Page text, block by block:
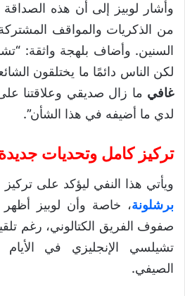
وأشار لوبيز إلى أن هذه الصداقة
من الذكريات والمواقف
السنين. وأضاف بلهجة واثقة:
لكن الناس دائمًا ما يختلقون
غافي ما زال صديقي وعلاقتنا
لدي ما أضيفه في هذا الشأن”.
تركيز كامل وتحديات
ويأتي هذا النفي ليؤكد على تركيز
برشلونة، خاصة وأن لوبيز أظهر
صفوف الفريق الكتالوني، رغم
تشيلسي الإنجليزي في الأيام
الصيفي.